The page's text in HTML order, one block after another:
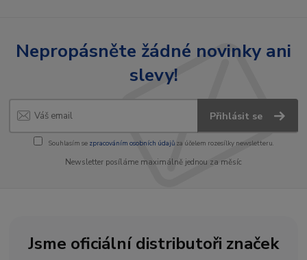
Nepropásněte žádné novinky ani
slevy!
Přihlásit se
Souhlasím se zpracováním osobních údajůza účelem rozesílky newsletteru.
Newsletter posíláme maximálně jednou za měsíc
Jsme oficiální distributoři značek